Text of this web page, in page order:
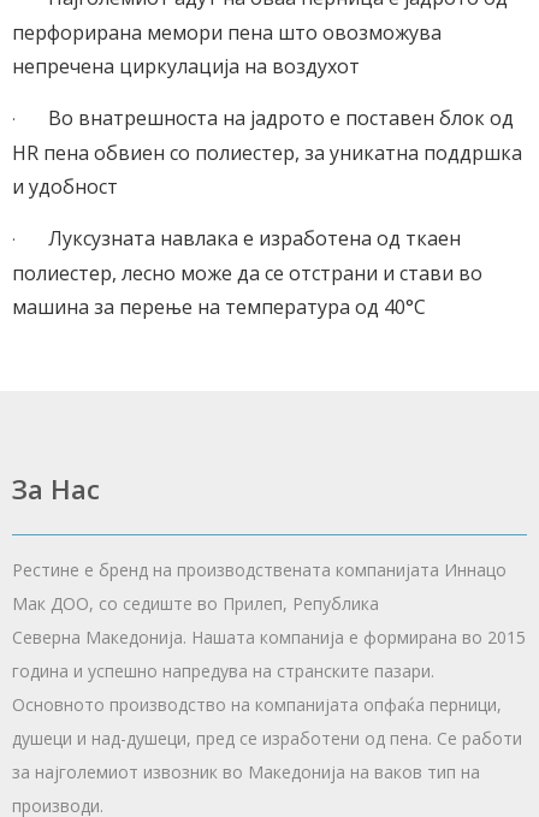
перфорирана мемори пена што овозможува
непречена циркулација на воздухот
· Во внатрешноста на јадрото е поставен блок од
HR пена обвиен со полиестер, за уникатна поддршка
и удобност
· Луксузната навлака е изработена од ткаен
полиестер, лесно може да се отстрани и стави во
машина за перење на температура од 40°C
За Нас
Рестине е бренд на производствената компанијата Иннацо
Мак ДОО, со седиште во Прилеп, Република
Северна Македонија. Нашата компанија е формирана во 2015
година и успешно напредува на странските пазари.
Основното производство на компанијата опфаќа перници,
душеци и над-душеци, пред се изработени од пена. Се работи
за најголемиот извозник во Македонија на ваков тип на
производи.